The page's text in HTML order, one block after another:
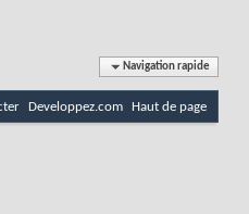
Navigation rapide
Developpez.com Haut de page